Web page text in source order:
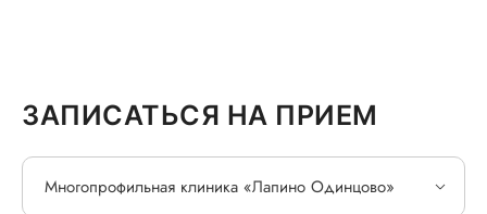
ЗАПИСАТЬСЯ НА ПРИЕМ
Многопрофильная клиника «Лапино Одинцово»